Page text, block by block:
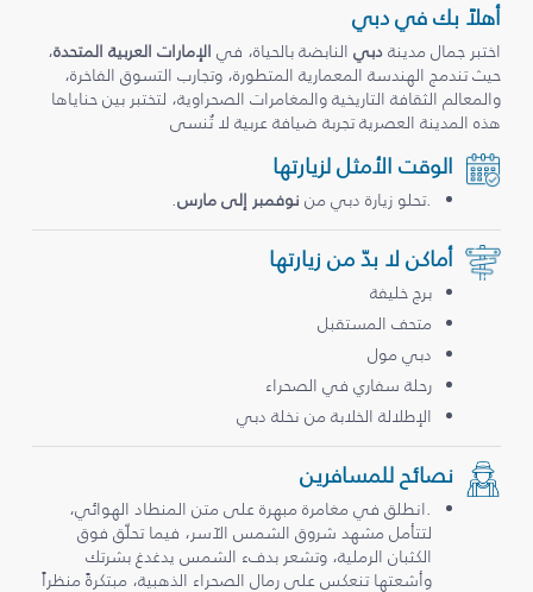
أهلاً بك في دبي
اختبر جمال مدينةدبيالنابضة بالحياة، في الإمارات العربية المتحدة،
حيث تندمج الهندسة المعمارية المتطورة، وتجارب التسوق الفاخرة،
والمعالم الثقافة التاريخية والمغامرات الصحراوية، لتختبر بين حناياها
هذه المدينة العصرية تجربة ضيافة عربية لا تُنسى
الوقت الأمثل لزيارتها
.تحلو زيارة دبي من نوفمبر إلى مارس.
أماكن لا بدّ من زيارتها
برج خليفة
متحف المستقبل
دبي مول
رحلة سفاري في الصحراء
الإطلالة الخلابة من نخلة دبي
نصائح للمسافرين
.انطلق في مغامرة مبهرة على متن المنطاد الهوائي،
لتتأمل مشهد شروق الشمس الآسر، فيما تحلّق فوق
الكثبان الرملية، وتشعر بدفء الشمس يدغدغ بشرتك
وأشعتها تنعكس على رمال الصحراء الذهبية، مبتكرةً منظراً